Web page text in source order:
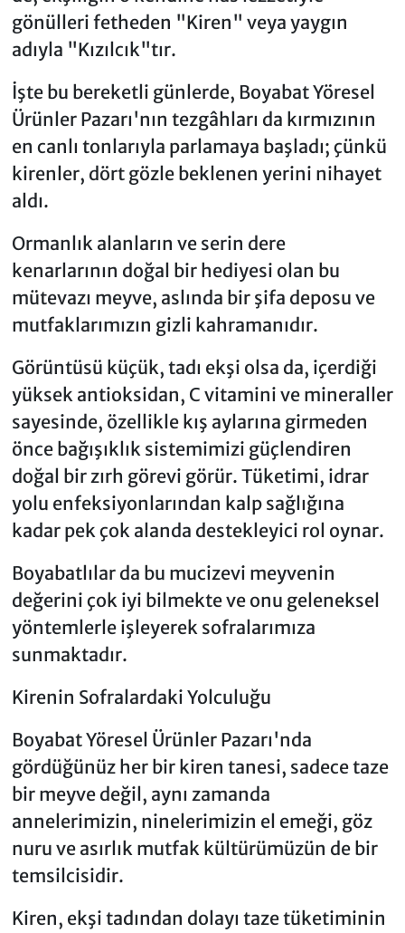
gönülleri fetheden "Kiren" veya yaygın
adıyla "Kızılcık"tır.
İşte bu bereketli günlerde, Boyabat Yöresel
Ürünler Pazarı'nın tezgâhları da kırmızının
en canlı tonlarıyla parlamaya başladı; çünkü
kirenler, dört gözle beklenen yerini nihayet
aldı.
Ormanlık alanların ve serin dere
kenarlarının doğal bir hediyesi olan bu
mütevazı meyve, aslında bir şifa deposu ve
mutfaklarımızın gizli kahramanıdır.
Görüntüsü küçük, tadı ekşi olsa da, içerdiği
yüksek antioksidan, C vitamini ve mineraller
sayesinde, özellikle kış aylarına girmeden
önce bağışıklık sistemimizi güçlendiren
doğal bir zırh görevi görür. Tüketimi, idrar
yolu enfeksiyonlarından kalp sağlığına
kadar pek çok alanda destekleyici rol oynar.
Boyabatlılar da bu mucizevi meyvenin
değerini çok iyi bilmekte ve onu geleneksel
yöntemlerle işleyerek sofralarımıza
sunmaktadır.
Kirenin Sofralardaki Yolculuğu
Boyabat Yöresel Ürünler Pazarı'nda
gördüğünüz her bir kiren tanesi, sadece taze
bir meyve değil, aynı zamanda
annelerimizin, ninelerimizin el emeği, göz
nuru ve asırlık mutfak kültürümüzün de bir
temsilcisidir.
Kiren, ekşi tadından dolayı taze tüketiminin